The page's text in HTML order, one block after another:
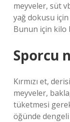
meyveler, süt
yağ dokusu için
Bunun için kilo
Sporcu
Kırmızı et,
meyveler,
tüketmesi
öğünde